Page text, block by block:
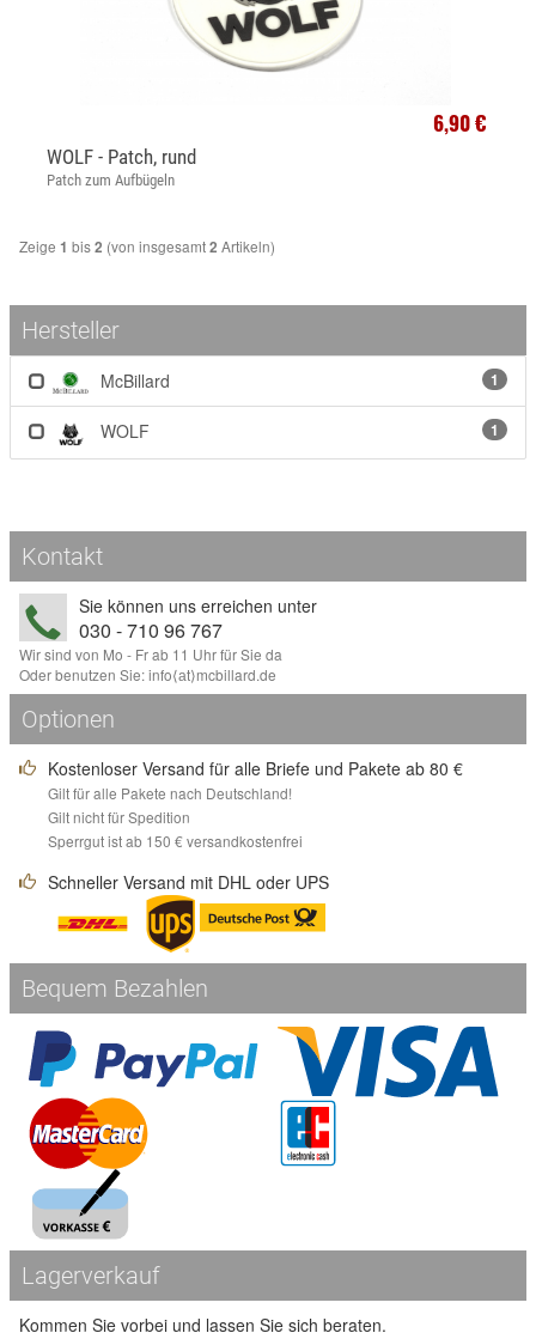
6,90 €
WOLF - Patch, rund
Patch zum Aufbügeln
Zeige 1 bis2 (von insgesamt2 Artikeln)
Hersteller
1
McBillard
1
WOLF
Kontakt
Sie können uns erreichen unter
030 - 710 96 767
Wir sind von Mo - Fr ab 11 Uhr für Sie da
Oder benutzen Sie:info⟨аt⟩mcbillard.de
Optionen
Kostenloser Versand für alle Briefe und Pakete ab 80 €
Gilt für alle Pakete nach Deutschland!
Gilt nicht für Spedition
Sperrgut ist ab 150 € versandkostenfrei
Schneller Versand mit DHL oder UPS
Bequem Bezahlen
Lagerverkauf
Kommen Sie vorbei und lassen Sie sich beraten.